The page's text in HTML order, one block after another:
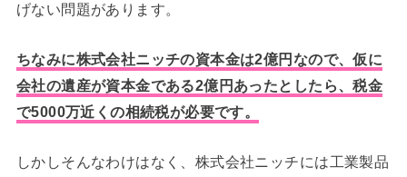
げない問題があります。
ちなみに株式会社ニッチの資本金は2億円なので、仮に
会社の遺産が資本金である2億円あったとしたら、税金
で5000万近くの相続税が必要です。
しかしそんなわけはなく、株式会社ニッチには工業製品